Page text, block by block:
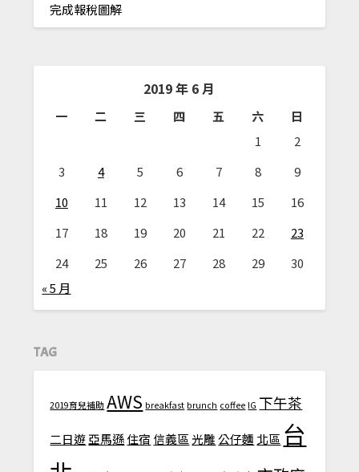
完成報稅圖解
2019 年 6 月
一 二 三 四 五 六
日
1
2
3
4 5 6 7 8
9
10
11 12 13 14 15
16
17
18 19 20 21 22
23
24
25 26 27 28 29
30
« 5 月
TAG
2019育兒補助 AWS breakfast brunch coffee IG 下午茶
二日遊亞馬遜住宿 信義區 光雕 公仔麵 北區 台